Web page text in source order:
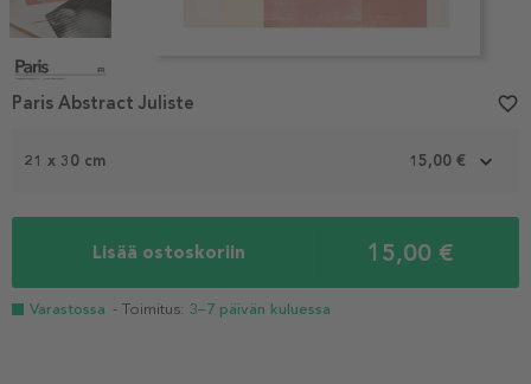
1
21 x 30 cm 15,00 €
Lisää ostoskoriin 15,00 €
Varastossa - Toimitus: 3–7 päivän kuluessa
Paris Abstract Juliste favorite_border